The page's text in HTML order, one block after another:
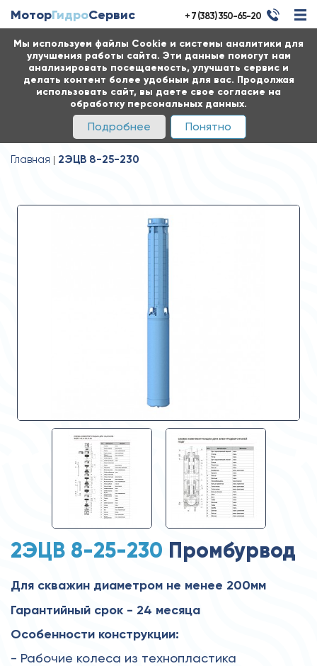
Мы используем файлы Cookie и системы аналитики для
улучшения работы сайта. Эти данные помогут нам
анализировать посещаемость, улучшать сервис и
делать контент более удобным для вас. Продолжая
использовать сайт, вы даете свое согласие на
обработку персональных данных.
Подробнее Понятно
МоторГидроСервис + 7 (383) 350-65-20
Главная 2ЭЦВ 8-25-230
2ЭЦВ 8-25-230 Промбурвод
Для скважин диаметром не менее 200мм
Гарантийный срок - 24 месяца
Особенности конструкции:
- Рабочие колеса из технопластика